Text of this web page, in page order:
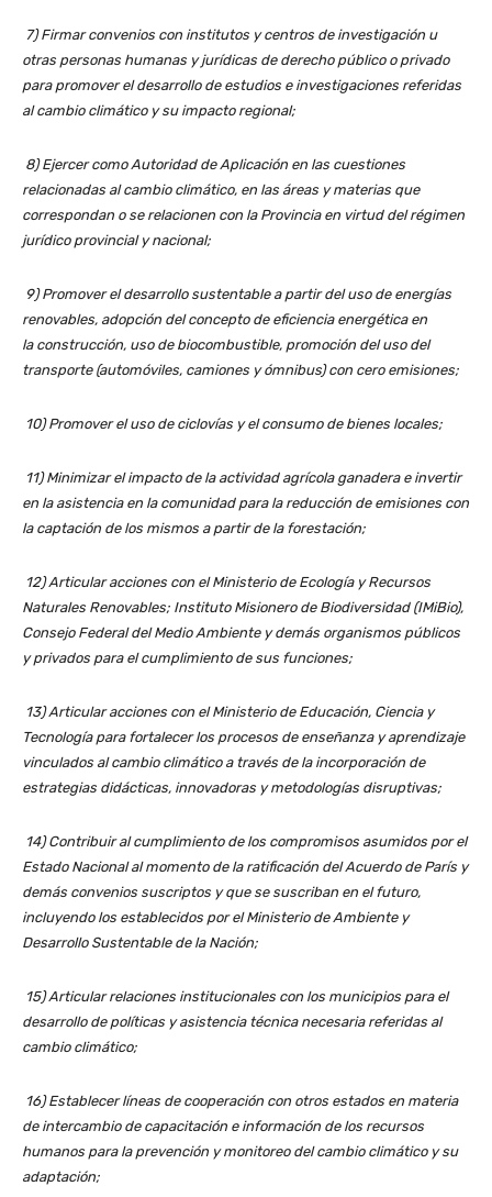
7) Firmar convenios con institutos y centros de investigación u
otras personas humanas y jurídicas de derecho público o privado
para promover el desarrollo de estudios e investigaciones referidas
al cambio climático y su impacto regional;
8) Ejercer como Autoridad de Aplicación en las cuestiones
relacionadas al cambio climático, en las áreas y materias que
correspondan o se relacionen con la Provincia en virtud del régimen
jurídico provincial y nacional;
9) Promover el desarrollo sustentable a partir del uso de energías
renovables, adopción del concepto de eficiencia energética en
la construcción, uso de biocombustible, promoción del uso del
transporte (automóviles, camiones y ómnibus) con cero emisiones;
10) Promover el uso de ciclovías y el consumo de bienes locales;
11) Minimizar el impacto de la actividad agrícola ganadera e invertir
en la asistencia en la comunidad para la reducción de emisiones con
la captación de los mismos a partir de la forestación;
12) Articular acciones con el Ministerio de Ecología y Recursos
Naturales Renovables; Instituto Misionero de Biodiversidad (IMiBio),
Consejo Federal del Medio Ambiente y demás organismos públicos
y privados para el cumplimiento de sus funciones;
13) Articular acciones con el Ministerio de Educación, Ciencia y
Tecnología para fortalecer los procesos de enseñanza y aprendizaje
vinculados al cambio climático a través de la incorporación de
estrategias didácticas, innovadoras y metodologías disruptivas;
14) Contribuir al cumplimiento de los compromisos asumidos por el
Estado Nacional al momento de la ratificación del Acuerdo de París y
demás convenios suscriptos y que se suscriban en el futuro,
incluyendo los establecidos por el Ministerio de Ambiente y
Desarrollo Sustentable de la Nación;
15) Articular relaciones institucionales con los municipios para el
desarrollo de políticas y asistencia técnica necesaria referidas al
cambio climático;
16) Establecer líneas de cooperación con otros estados en materia
de intercambio de capacitación e información de los recursos
humanos para la prevención y monitoreo del cambio climático y su
adaptación;